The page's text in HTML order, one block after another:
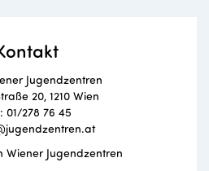
Jugendzentren
20, 1210 Wien
01/278 76 45
Wiener Jugendzentren